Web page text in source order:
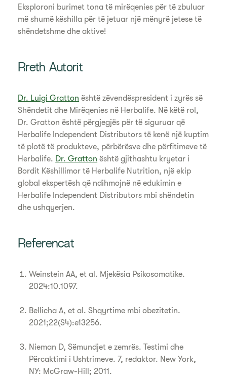
Eksploroni burimet tona të mirëqenies për të zbuluar
më shumë këshilla për të jetuar një mënyrë jetese të
shëndetshme dhe aktive!
Rreth Autorit
Dr. Luigi Gratton është zëvendëspresident i zyrës së
Shëndetit dhe Mirëqenies në Herbalife. Në këtë rol,
Dr. Gratton është përgjegjës për të siguruar që
Herbalife Independent Distributors të kenë një kuptim
të plotë të produkteve, përbërësve dhe përfitimeve të
Herbalife. Dr. Gratton është gjithashtu kryetar i
Bordit Këshillimor të Herbalife Nutrition, një ekip
global ekspertësh që ndihmojnë në edukimin e
Herbalife Independent Distributors mbi shëndetin
dhe ushqyerjen.
Referencat
Weinstein AA, et al. Mjekësia Psikosomatike.
2024:10.1097.
Bellicha A, et al. Shqyrtime mbi obezitetin.
2021;22(S4):e13256.
Nieman D, Sëmundjet e zemrës. Testimi dhe
Përcaktimi i Ushtrimeve. 7, redaktor. New York,
NY: McGraw-Hill; 2011.